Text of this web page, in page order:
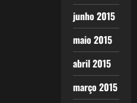
junho 2015
maio 2015
abril 2015
março 2015